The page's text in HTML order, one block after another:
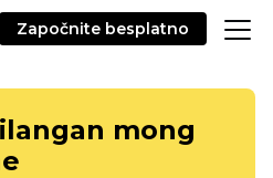
Započnite besplatno
mong